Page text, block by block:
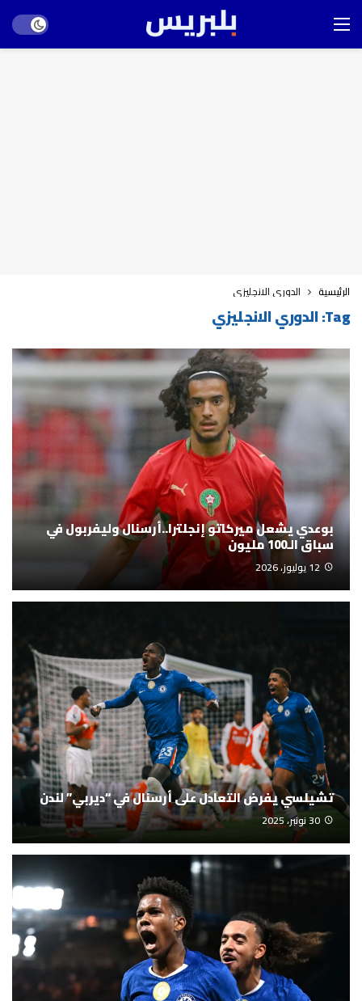
mode
الرئيسية الدوري الانجليزي
Tag: الدوري الانجليزي
بوعدي يشعل ميركاتو إنجلترا..أرسنال وليفربول في
سباق الـ100 مليون
12 يوليوز، 2026
تشيلسي يفرض التعادل على أرسنال في “ديربي” لندن
30 نونبر، 2025